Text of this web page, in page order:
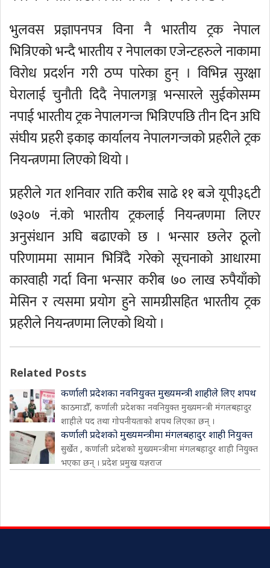
भुलवस प्रज्ञापनपत्र विना नै भारतीय ट्रक नेपाल
भित्रिएको भन्दै भारतीय र नेपालका एजेन्टहरुले नाकामा
विरोध प्रदर्शन गरी ठप्प पारेका हुन् । विभिन्न सुरक्षा
घेरालाई चुनौती दिदै नेपालगञ्ज भन्सारले सुईकोसम्म
नपाई भारतीय ट्रक नेपालगन्ज भित्रिएपछि तीन दिन अघि
संघीय प्रहरी इकाइ कार्यालय नेपालगन्जको प्रहरीले ट्रक
नियन्त्रणमा लिएको थियो ।
प्रहरीले गत शनिवार राति करीब साढे ११ बजे यूपी३६टी
७३०७ नं.को भारतीय ट्रकलाई नियन्त्रणमा लिएर
अनुसंधान अघि बढाएको छ । भन्सार छलेर ठूलो
परिणाममा सामान भित्रिँदै गरेको सूचनाको आधारमा
कारवाही गर्दा विना भन्सार करीब ७० लाख रुपैयाँको
मेसिन र त्यसमा प्रयोग हुने सामग्रीसहित भारतीय ट्रक
प्रहरीले नियन्त्रणमा लिएको थियो ।
Related Posts
कर्णाली प्रदेशका नवनियुक्त मुख्यमन्त्री शाहीले लिए शपथ
काठमाडौँ, कर्णाली प्रदेशका नवनियुक्त मुख्यमन्त्री मंगलबहादुर
शाहीले पद तथा गोपनीयताको शपथ लिएका छन् ।
कर्णाली प्रदेशको मुख्यमन्त्रीमा मंगलबहादुर शाही नियुक्त
सुर्खेत , कर्णाली प्रदेशको मुख्यमन्त्रीमा मंगलबहादुर शाही नियुक्त
भएका छन् । प्रदेश प्रमुख यज्ञराज